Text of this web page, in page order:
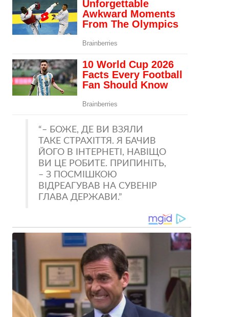
– БОЖЕ, ДЕ ВИ ВЗЯЛИ
ТАКЕ СТРАХІТТЯ. Я БАЧИВ
ЙОГО В ІНТЕРНЕТІ, НАВІЩО
ВИ ЦЕ РОБИТЕ. ПРИПИНІТЬ,
– З ПОСМІШКОЮ
ВІДРЕАГУВАВ НА СУВЕНІР
ГЛАВА ДЕРЖАВИ.